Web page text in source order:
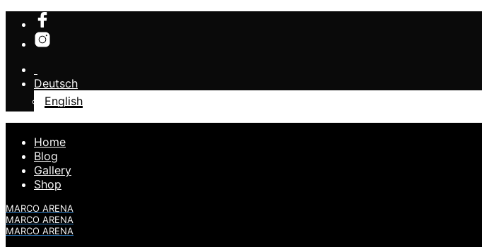
Deutsch
English
Home
Blog
Gallery
Shop
MARCO ARENA
MARCO ARENA
MARCO ARENA